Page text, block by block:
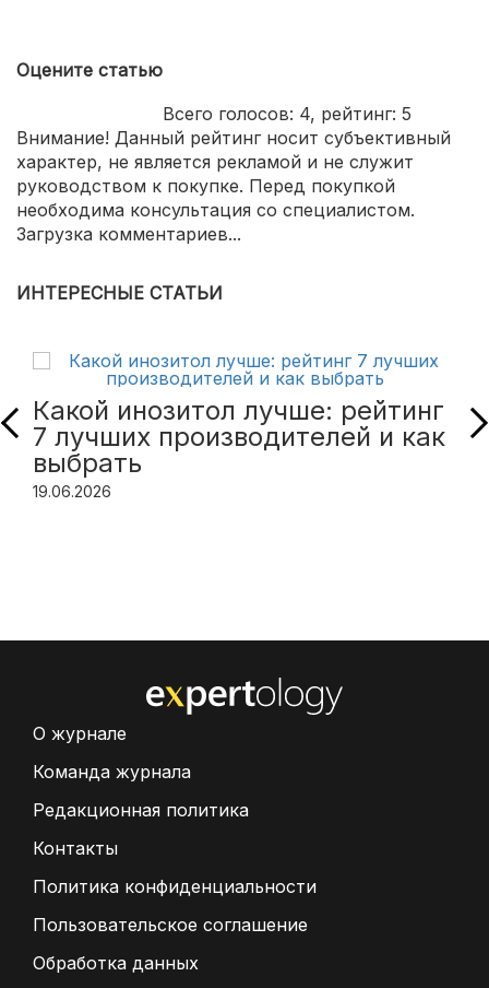
Оцените статью
Всего голосов: 4, рейтинг: 5
Внимание! Данный рейтинг носит субъективный
характер, не является рекламой и не служит
руководством к покупке. Перед покупкой
необходима консультация со специалистом.
Загрузка комментариев...
ИНТЕРЕСНЫЕ СТАТЬИ
Какой инозитол лучше: рейтинг
7 лучших производителей и как
выбрать
19.06.2026
О журнале
Команда журнала
Редакционная политика
Контакты
Политика конфиденциальности
Пользовательское соглашение
Обработка данных